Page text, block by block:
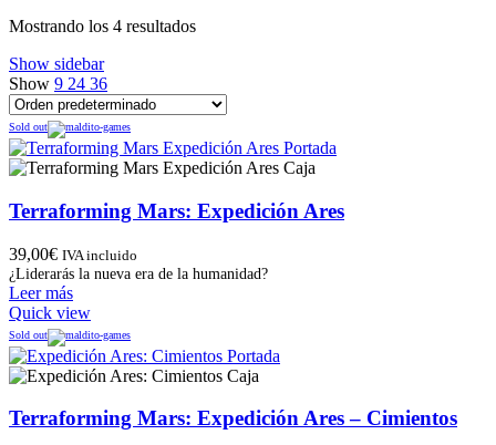
Mostrando los 4 resultados
Show sidebar
Show 9 24 36
Sold out
Terraforming Mars: Expedición Ares
39,00€ IVA incluido
¿Liderarás la nueva era de la humanidad?
Leer más
Quick view
Sold out
Terraforming Mars: Expedición Ares – Cimientos